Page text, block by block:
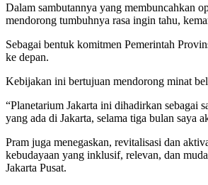
Dalam sambutannya yang membuncahkan
mendorong tumbuhnya rasa ingin tahu,
Sebagai bentuk komitmen Pemerintah
ke depan.
Kebijakan ini bertujuan mendorong minat
“Planetarium Jakarta ini dihadirkan sebagai
yang ada di Jakarta, selama tiga bulan saya
Pram juga menegaskan, revitalisasi dan
kebudayaan yang inklusif, relevan, dan
Jakarta Pusat.